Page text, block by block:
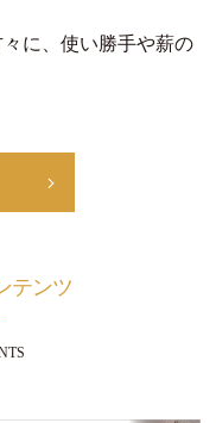
に、使い勝手や薪の
テンツ